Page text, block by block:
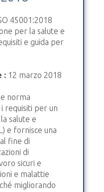
45001:2018
per la salute e
e guida per
: 12 marzo 2018
norma
requisiti per un
salute e
e fornisce una
fine di
di
sicuri e
e malattie
migliorando